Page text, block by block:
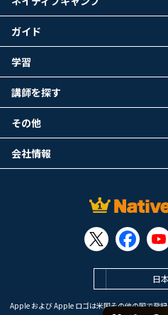
日
Apple および Apple ロゴは米国その他の国で登
ガイド
学習
講師を探す
その他
会社情報